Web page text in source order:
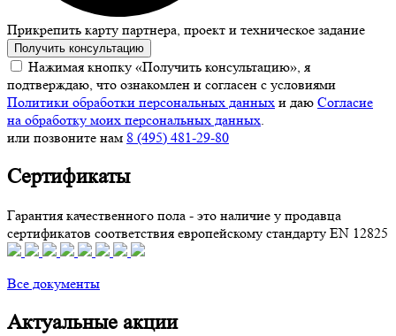
Прикрепить карту партнера, проект и техническое задание
Получить консультацию
Нажимая кнопку «Получить консультацию», я
подтверждаю, что ознакомлен и согласен с условиями
Политики обработки персональных данных и даю Согласие
на обработку моих персональных данных.
или позвоните нам 8 (495) 481-29-80
Сертификаты
Гарантия качественного пола - это наличие у продавца
сертификатов соответствия европейскому стандарту EN 12825
Все документы
Актуальные акции